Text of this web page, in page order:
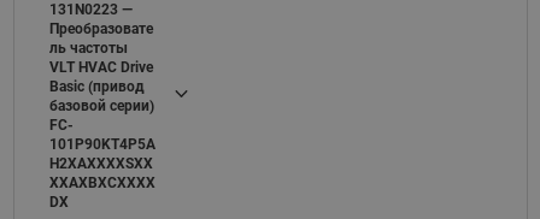
131N0223 —
Преобразовате
ль частоты
VLT HVAC Drive
Basic (привод
базовой серии)
FC-
101P90KT4P5A
H2XAXXXXSXX
XXAXBXCXXXX
DX